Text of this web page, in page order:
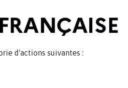
d'actions suivantes :